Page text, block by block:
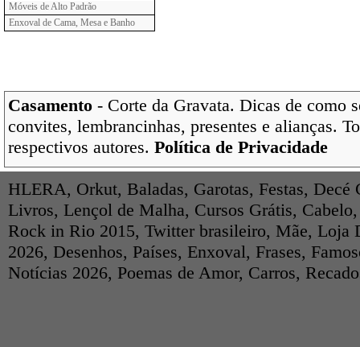
Móveis de Alto Padrão
Enxoval de Cama, Mesa e Banho
Casamento - Corte da Gravata. Dicas de como
convites, lembrancinhas, presentes e alianças.
respectivos autores. Política de Privacidade
HLERA, Orkut, Baladas, Garotas, Festas, Decé
Livros, Lençol de Malha, Cursos Grátis, Cabelo
Rock in Rio 2015, Twitter brasileiro, Mãe, Loja
2026, Desenhos, Países, Enxoval, Frases,
Notícias 2026, Poemas de Amor, Carros,